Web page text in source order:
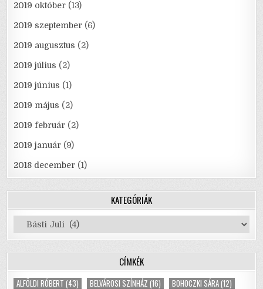
2019 október (13)
2019 szeptember (6)
2019 augusztus (2)
2019 július (2)
2019 június (1)
2019 május (2)
2019 február (2)
2019 január (9)
2018 december (1)
KATEGÓRIÁK
Kategóriák
CÍMKÉK
ALFÖLDI RÓBERT (43) BELVÁROSI SZÍNHÁZ (16) BOHOCZKI SÁRA(12)